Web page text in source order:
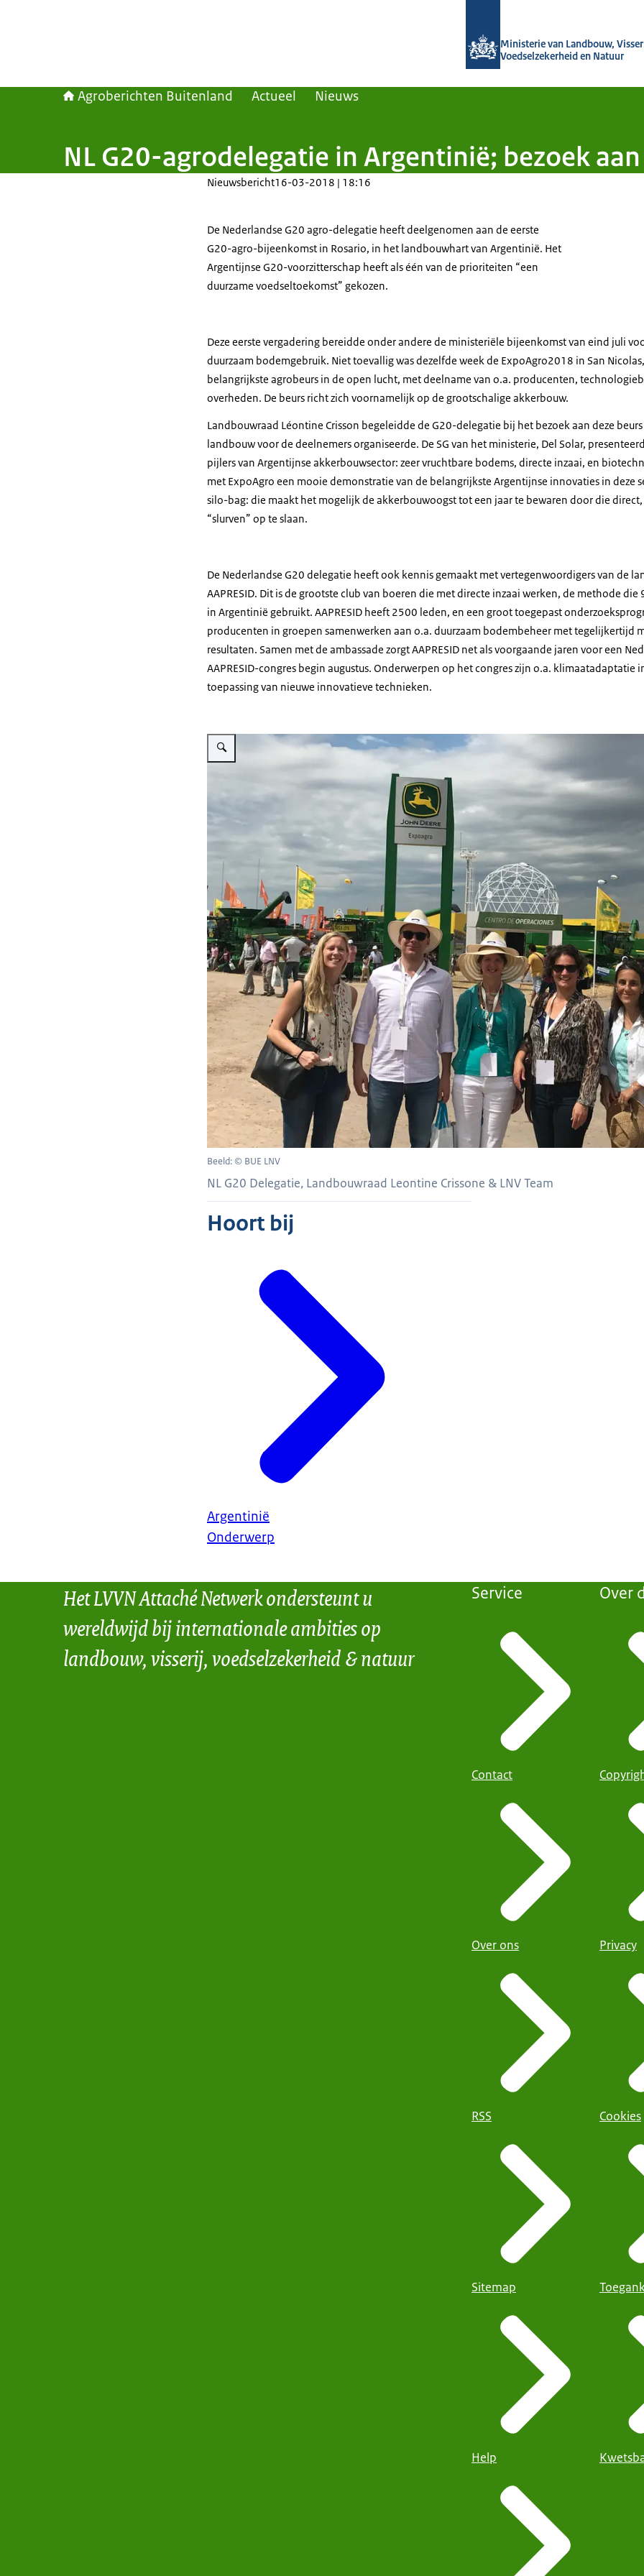
Ministerie van Landbouw,
Voedselzekerheid en Natuur
Agroberichten Buitenland Actueel Nieuws
NL G20-agrodelegatie in Argentinië; bezoek
Nieuwsbericht16-03-2018 | 18:16
De Nederlandse G20 agro-delegatie heeft deelgenomen aan de eerste
G20-agro-bijeenkomst in Rosario, in het landbouwhartvan Argentinië. Het
Argentijnse G20-voorzitterschap heeft als één van de prioriteiten “een
duurzame voedseltoekomst” gekozen.
Deze eerste vergadering bereidde onder andere de ministeriële bijeenkomst van eind juli
duurzaam bodemgebruik. Niet toevallig was dezelfde week de ExpoAgro2018 in San
belangrijkste agrobeurs in de open lucht, met deelname van o.a. producenten,
overheden. De beurs richt zich voornamelijk op de grootschalige akkerbouw.
Landbouwraad Léontine Crisson begeleidde de G20-delegatie bij het bezoek aan deze
landbouw voor de deelnemers organiseerde. De SG van het ministerie, Del Solar,
pijlers van Argentijnse akkerbouwsector: zeer vruchtbare bodems, directe inzaai, en
met ExpoAgro een mooie demonstratie van de belangrijkste Argentijnse innovaties in deze
silo-bag: die maakt het mogelijk de akkerbouwoogst tot een jaar te bewaren doordie
“slurven” op te slaan.
De Nederlandse G20 delegatie heeft ook kennis gemaakt met vertegenwoordigers van de
AAPRESID. Dit is de grootste club van boeren die met directe inzaai werken, de methode
in Argentinië gebruikt. AAPRESID heeft 2500 leden, en een groot toegepast
producenten in groepen samenwerken aan o.a. duurzaam bodembeheer met tegelijkertijd
resultaten. Samen met de ambassade zorgt AAPRESID net als voorgaande jaren voor een
AAPRESID-congres begin augustus. Onderwerpen op het congres zijn o.a. klimaatadaptatie
toepassing van nieuwe innovatieve technieken.
Vergroot afbeelding G20 Delegatie, Landbouwraad en LNV team
Beeld: © BUE LNV
NL G20 Delegatie, Landbouwraad Leontine Crissone & LNV Team
Hoort bij
Argentinië
Onderwerp
Het LVVN Attaché Netwerk ondersteunt u
wereldwijd bij internationale ambities op
landbouw, visserij, voedselzekerheid & natuur
Service
Contact
Over ons
RSS
Sitemap
Help
Over
Privacy
Cookies